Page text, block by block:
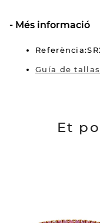
Més informació
Guía de tallas
Et